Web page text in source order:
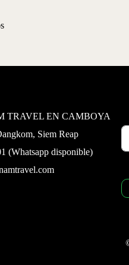
TRAVEL EN CAMBOYA
Siem Reap
(Whatsapp disponible)